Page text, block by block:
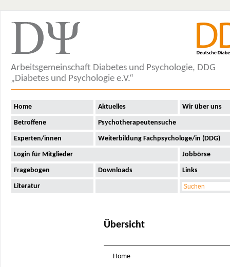
Arbeitsgemeinschaft Diabetes und Psychologie, DDG
„Diabetes und Psychologie e.V.“
Home Aktuelles Wir über uns
Betroffene Psychotherapeutensuche
Experten/innen Weiterbildung Fachpsychologe/in (DDG)
Login für Mitglieder Jobbörse
Fragebogen Downloads Links
Literatur
Übersicht
Home